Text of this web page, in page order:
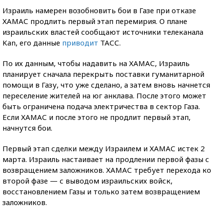
Израиль намерен возобновить бои в Газе при отказе
ХАМАС продлить первый этап перемирия. О плане
израильских властей сообщают источники телеканала
Kan, его данные приводит ТАСС.
По их данным, чтобы надавить на ХАМАС, Израиль
планирует сначала перекрыть поставки гуманитарной
помощи в Газу, что уже сделано, а затем вновь начнется
переселение жителей на юг анклава. После этого может
быть ограничена подача электричества в сектор Газа.
Если ХАМАС и после этого не продлит первый этап,
начнутся бои.
Первый этап сделки между Израилем и ХАМАС истек 2
марта. Израиль настаивает на продлении первой фазы с
возвращением заложников. ХАМАС требует перехода ко
второй фазе — с выводом израильских войск,
восстановлением Газы и только затем возвращением
заложников.